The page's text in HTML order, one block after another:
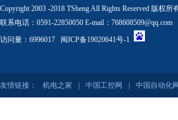
Copyright 2003 -2018 TSheng All Rights Reserved 版权所
联系电话：0591-22850050 E-mail：768608509@qq.com
访问量：6996017 闽ICP备19020641号-1
友情链接： 机电之家 中国工控网 中国自动化网